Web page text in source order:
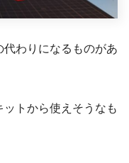
わりになるものがあ
トから使えそうなも